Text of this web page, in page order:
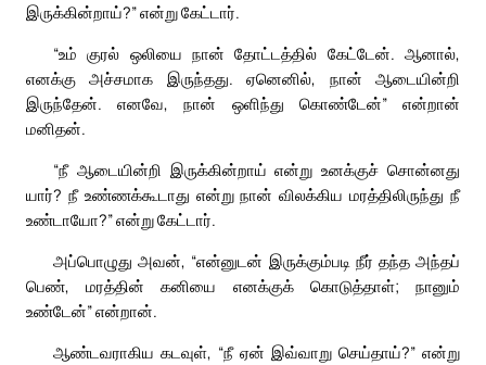
இருக்கின்றாய்?” என்று கேட்டார்.
“உம் குரல் ஒலியை நான் தோட்டத்தில் கேட்டேன். ஆனால்,
எனக்கு அச்சமாக இருந்தது. ஏனெனில், நான் ஆடையின்றி
இருந்தேன். எனவே, நான் ஒளிந்து கொண்டேன்” என்றான்
மனிதன்.
“நீ ஆடையின்றி இருக்கின்றாய் என்று உனக்குச் சொன்னது
யார்? நீ உண்ணக்கூடாது என்று நான் விலக்கிய மரத்திலிருந்து நீ
உண்டாயோ?” என்று கேட்டார்.
அப்பொழுது அவன், “என்னுடன் இருக்கும்படி நீர் தந்த அந்தப்
பெண், மரத்தின் கனியை எனக்குக் கொடுத்தாள்; நானும்
உண்டேன்” என்றான்.
ஆண்டவராகிய கடவுள், “நீ ஏன் இவ்வாறு செய்தாய்?” என்று